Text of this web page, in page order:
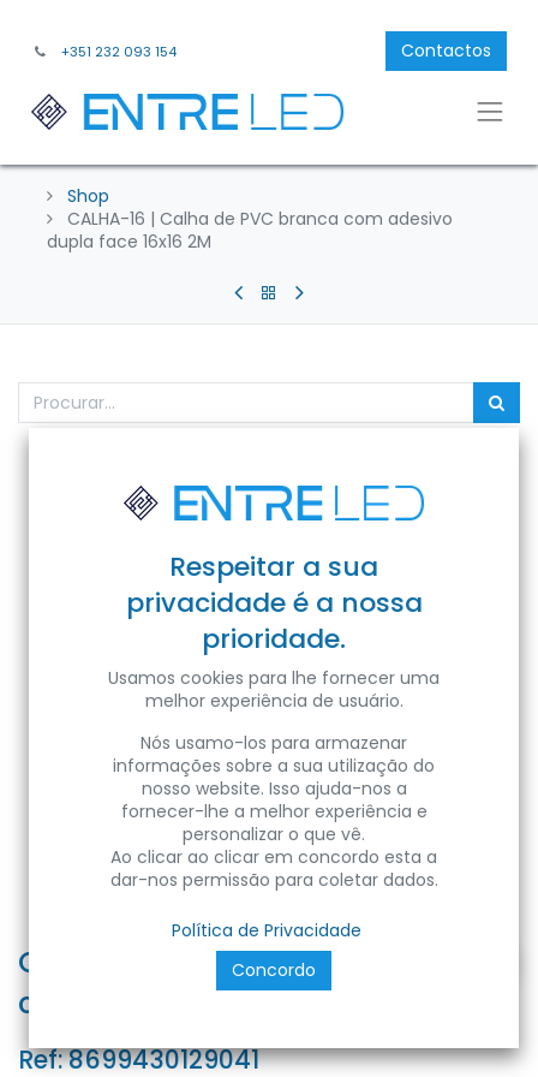
+351 232 093 154 Contactos
Shop
CALHA-16 | Calha de PVC branca com adesivo
dupla face 16x16 2M
CALHA-16 | Calha de PVC branca
com adesivo dupla face 16x16 2M
Ref:8699430129041
Respeitar a sua
privacidade é a nossa
prioridade.
Usamos cookies para lhe fornecer uma
melhor experiência de usuário.
Nós usamo-los para armazenar
informações sobre a sua utilização do
nosso website. Isso ajuda-nos a
fornecer-lhe a melhor experiência e
personalizar o que vê.
Ao clicar ao clicar em concordo esta a
dar-nos permissão para coletar dados.
Política de Privacidade
Concordo